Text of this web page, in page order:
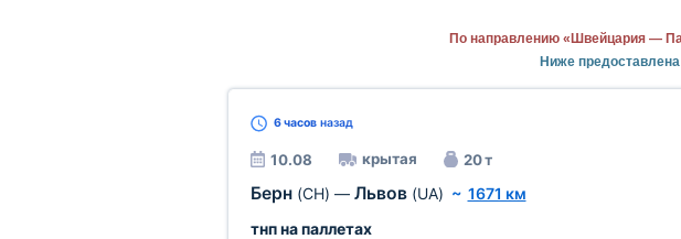
По направлению «Швейцария —
Ниже
6 часовназад
10.08 крытая 20 т
Берн (CH) — Львов (UA) ~ 1671 км
тнп на паллетах